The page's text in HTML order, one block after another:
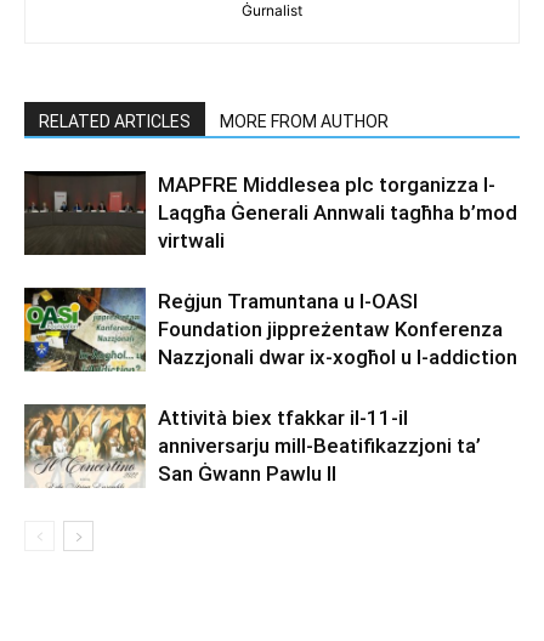
Ġurnalist
RELATED ARTICLES MORE FROM AUTHOR
MAPFRE Middlesea plc torganizza l-
Laqgħa Ġenerali Annwali tagħha b’mod
virtwali
Reġjun Tramuntana u l-OASI
Foundation jippreżentaw Konferenza
Nazzjonali dwar ix-xogħol u l-addiction
Attività biex tfakkar il-11-il
anniversarju mill-Beatifikazzjoni ta’
San Ġwann Pawlu II